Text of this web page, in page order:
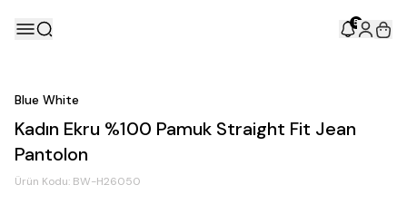
5
Blue White
Kadın Ekru %100 Pamuk Straight Fit Jean
Pantolon
Ürün Kodu: BW-H26050